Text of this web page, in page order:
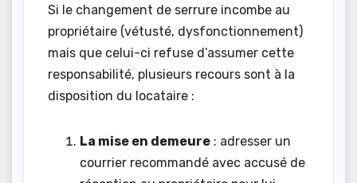
Si le changement de serrure incombe au
propriétaire (vétusté, dysfonctionnement)
mais que celui-ci refuse d’assumer cette
responsabilité, plusieurs recours sont à la
disposition du locataire :
La mise en demeure : adresser un
courrier recommandé avec accusé de